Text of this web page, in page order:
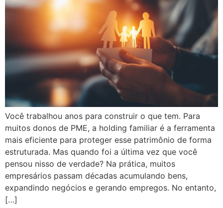
Você trabalhou anos para construir o que tem. Para
muitos donos de PME, a holding familiar é a ferramenta
mais eficiente para proteger esse patrimônio de forma
estruturada. Mas quando foi a última vez que você
pensou nisso de verdade? Na prática, muitos
empresários passam décadas acumulando bens,
expandindo negócios e gerando empregos. No entanto,
[…]